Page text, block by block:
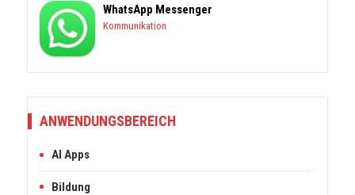
WhatsApp Messenger
Kommunikation
ANWENDUNGSBEREICH
AI Apps
Bildung